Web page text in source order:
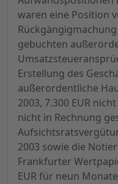
waren eine Position
gebuchten
Erstellung des
außerordentliche
2003, 7.300 EUR
nicht in Rechnung
2003 sowie die
Frankfurter
EUR für neun